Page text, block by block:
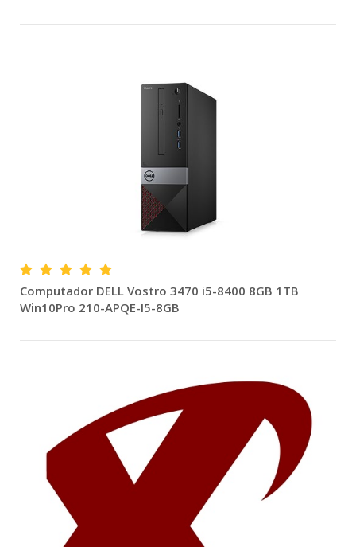
Computador DELL Vostro 3470 i5-8400 8GB 1TB
Win10Pro 210-APQE-I5-8GB